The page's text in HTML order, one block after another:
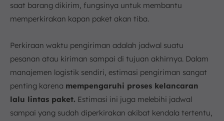
saat barang dikirim, fungsinya untuk membantu
memperkirakan kapan paket akan tiba.
Perkiraan waktu pengiriman adalah jadwal suatu
pesanan atau kiriman sampai di tujuan akhirnya. Dalam
manajemen logistik sendiri, estimasi pengiriman sangat
penting karena mempengaruhi proses kelancaran
lalu lintas paket. Estimasi ini juga melebihi jadwal
sampai yang sudah diperkirakan akibat kendala tertentu,